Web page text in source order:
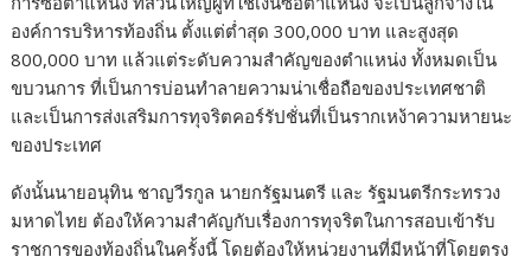
องค์การบริหารท้องถิ่น ตั้งแต่ต่ำสุด 300,000 บาท และสูงสุด
800,000 บาท แล้วแต่ระดับความสำคัญของตำแหน่ง ทั้งหมดเป็น
ขบวนการ ที่เป็นการบ่อนทำลายความน่าเชื่อถือของประเทศชาติ
และเป็นการส่งเสริมการทุจริตคอร์รัปชั่นที่เป็นรากเหง้าความหายนะ
ของประเทศ
ดังนั้นนายอนุทิน ชาญวีรกูล นายกรัฐมนตรี และ รัฐมนตรีกระทรวง
มหาดไทย ต้องให้ความสำคัญกับเรื่องการทุจริตในการสอบเข้ารับ
ราชการของท้องถิ่นในครั้งนี้ โดยต้องให้หน่วยงานที่มีหน้าที่โดยตรง